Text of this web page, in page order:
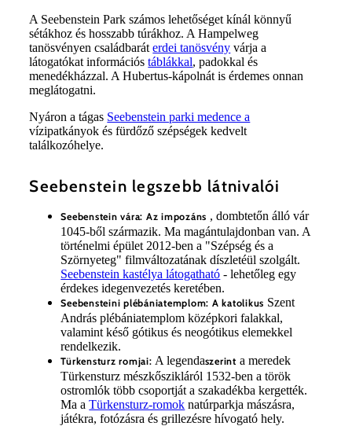
A Seebenstein Park számos lehetőséget kínál könnyű
sétákhoz és hosszabb túrákhoz. A Hampelweg
tanösvényen családbaráterdei tanösvény várja a
látogatókat információstáblákkal, padokkal és
menedékházzal. A Hubertus-kápolnát is érdemes onnan
meglátogatni.
Nyáron a tágas Seebenstein parki medence a
vízipatkányok és fürdőző szépségek kedvelt
találkozóhelye.
Seebenstein legszebb látnivalói
Seebenstein vára: Az impozáns , dombtetőn álló vár
1045-ből származik. Ma magántulajdonban van. A
történelmi épület 2012-ben a "Szépség és a
Szörnyeteg" filmváltozatának díszletéül szolgált.
Seebenstein kastélya látogatható - lehetőleg egy
érdekes idegenvezetés keretében.
Seebensteini plébániatemplom: A katolikus Szent
András plébániatemplom középkori falakkal,
valamint késő gótikus és neogótikus elemekkel
rendelkezik.
Türkensturz romjai: A legendaszerint a meredek
Türkensturz mészkőszikláról 1532-ben a török
ostromlók több csoportját a szakadékba kergették.
Ma aTürkensturz-romok natúrparkja mászásra,
játékra, fotózásra és grillezésre hívogató hely.